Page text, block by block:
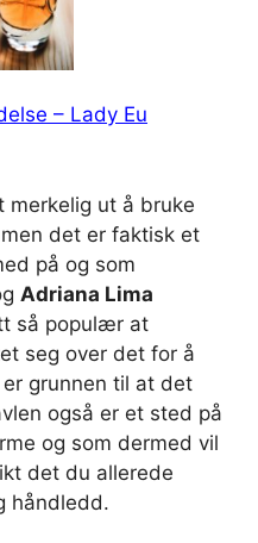
– Lady Eu
merkelig ut å bruke
det er faktisk et
på og som
Adriana Lima
så populær at
seg over det for å
grunnen til at det
også er et sted på
og som dermed vil
det du allerede
håndledd.